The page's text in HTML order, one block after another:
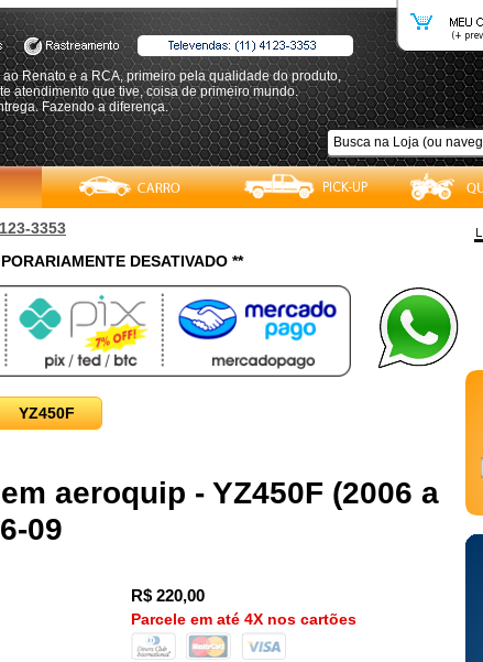
ao Renato e a RCA, primeiro pela qualidade do produto,
atendimento que tive, coisa de primeiro mundo.
Fazendo a diferença.
3353
DESATIVADO **
YZ450F
aeroquip - YZ450F (2006 a
09
R$220,00
Parcele em até 4X nos cartões